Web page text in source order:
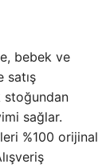
bebek ve
satış
stoğundan
sağlar.
%100 orijinal